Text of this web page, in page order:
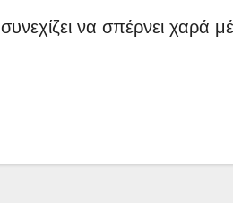
συνεχίζει να σπέρνει χαρά